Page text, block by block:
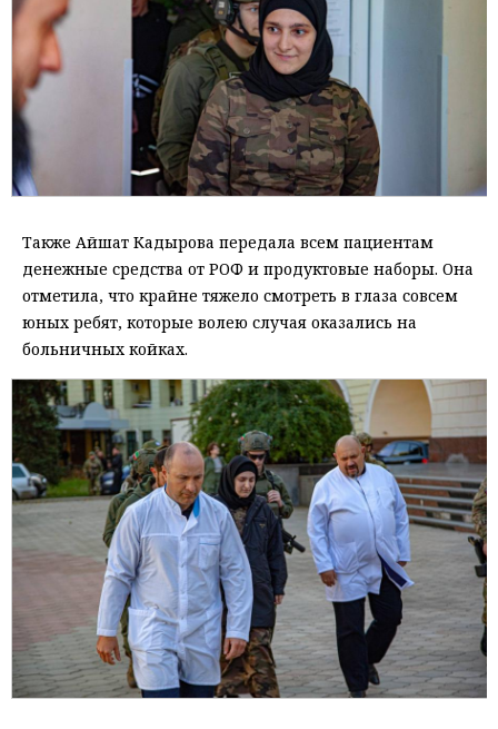
Также Айшат Кадырова передала всем пациентам
денежные средства от РОФ и продуктовые наборы. Она
отметила, что крайне тяжело смотреть в глаза совсем
юных ребят, которые волею случая оказались на
больничных койках.